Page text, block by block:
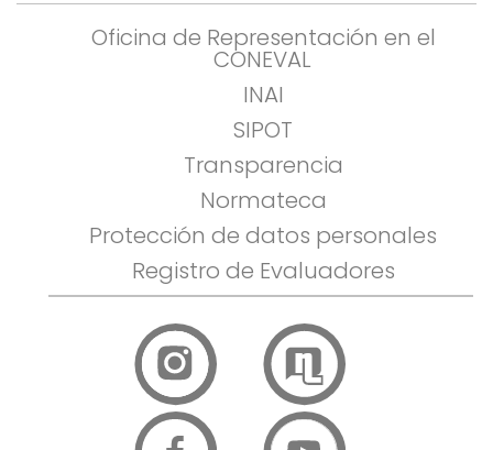
Oficina de Representación en el
CONEVAL
INAI
SIPOT
Transparencia
Normateca
Protección de datos personales
Registro de Evaluadores